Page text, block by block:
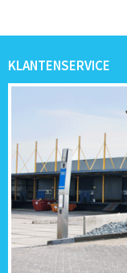
KLANTENSERVICE